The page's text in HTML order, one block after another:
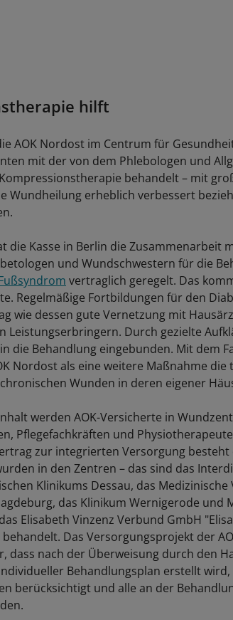
hilft
AOK Nordost im Centrum für
mit der von dem Phlebologen und
behandelt – mit
Wundheilung erheblich verbessert
die Kasse in Berlin die Zusammenarbeit
und Wundschwestern für die
vertraglich geregelt. Das
Regelmäßige Fortbildungen für den
wie dessen gute Vernetzung mit
Leistungserbringern. Durch gezielte
die Behandlung eingebunden. Mit dem
Nordost als eine weitere Maßnahme
Wunden in deren eigener
werden AOK-Versicherte in
Pflegefachkräften und
zur integrierten Versorgung
in den Zentren – das sind das
Klinikums Dessau, das
das Klinikum Wernigerode und
Elisabeth Vinzenz Verbund GmbH
Das Versorgungsprojekt der
dass nach der Überweisung durch den
Behandlungsplan erstellt
berücksichtigt und alle an der